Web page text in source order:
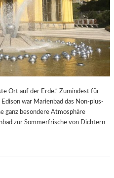
H
Ort auf der Erde.“ Zumindest für
war Marienbad das Non-plus-
ganz besondere Atmosphäre
zur Sommerfrische von Dichtern